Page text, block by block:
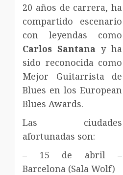
20 años de carrera, ha
compartido escenario
con leyendas como
Carlos Santana y ha
sido reconocida como
Mejor Guitarrista de
Blues en los European
Blues Awards.
Las ciudades
afortunadas son:
– 15 de abril –
Barcelona (Sala Wolf)